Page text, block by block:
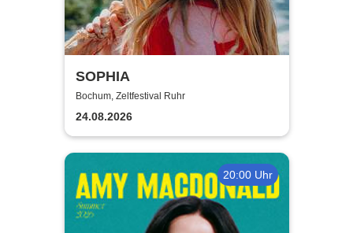
SOPHIA
Bochum, Zeltfestival Ruhr
24.08.2026
20:00 Uhr